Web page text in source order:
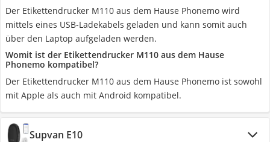
Der Etikettendrucker M110 aus dem Hause Phonemo wird
mittels eines USB-Ladekabels geladen und kann somit auch
über den Laptop aufgeladen werden.
Womit ist der Etikettendrucker M110 aus dem Hause
Phonemo kompatibel?
Der Etikettendrucker M110 aus dem Hause Phonemo ist sowohl
mit Apple als auch mit Android kompatibel.
Supvan E10